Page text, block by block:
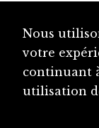
Nous
votre
continuant
utilisation